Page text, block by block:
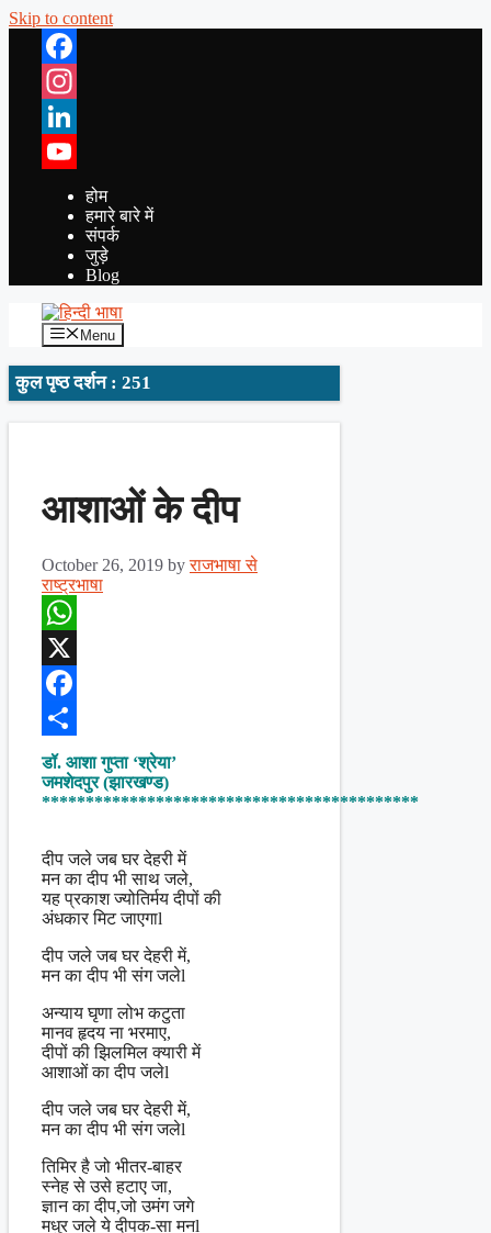
Skip to content
Facebook
Instagram
LinkedIn
YouTube
होम
हमारे बारे में
संपर्क
जुड़े
Blog
Menu
कुल पृष्ठ दर्शन : 251
आशाओं के दीप
October 26, 2019 byराजभाषा से
राष्ट्रभाषा
WhatsApp
X
Facebook
Share
डॉ. आशा गुप्ता ‘श्रेया’
जमशेदपुर (झारखण्ड)
*******************************************
दीप जले जब घर देहरी में
मन का दीप भी साथ जले,
यह प्रकाश ज्योतिर्मय दीपों की
अंधकार मिट जाएगाl
दीप जले जब घर देहरी में,
मन का दीप भी संग जलेl
अन्याय घृणा लोभ कटुता
मानव हृदय ना भरमाए,
दीपों की झिलमिल क्यारी में
आशाओं का दीप जलेl
दीप जले जब घर देहरी में,
मन का दीप भी संग जलेl
तिमिर है जो भीतर-बाहर
स्नेह से उसे हटाए जा,
ज्ञान का दीप,जो उमंग जगे
मधुर जले ये दीपक-सा मनl